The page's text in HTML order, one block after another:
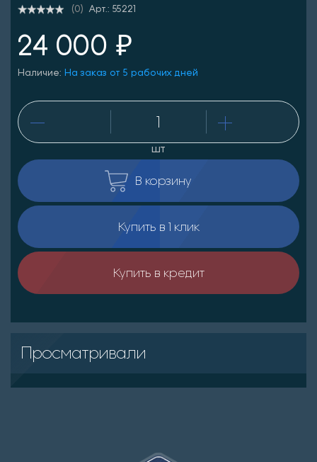
(0) Арт.: 55221
24 000 ₽
Наличие: На заказ от 5 рабочих дней
шт
В корзину
Купить в 1 клик
Купить в кредит
Просматривали